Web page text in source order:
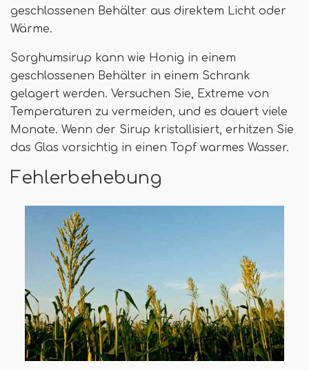
geschlossenen Behälter aus direktem Licht oder
Wärme.
Sorghumsirup kann wie Honig in einem
geschlossenen Behälter in einem Schrank
gelagert werden. Versuchen Sie, Extreme von
Temperaturen zu vermeiden, und es dauert viele
Monate. Wenn der Sirup kristallisiert, erhitzen Sie
das Glas vorsichtig in einen Topf warmes Wasser.
Fehlerbehebung